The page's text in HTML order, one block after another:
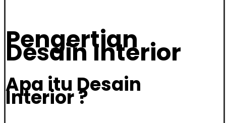
Pengertian
Desain Interior
Apa itu Desain
Interior ?